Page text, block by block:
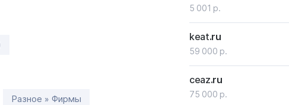
Разное » Фирмы
5 001 р.
keat.ru
59 000 р.
ceaz.ru
75 000 р.